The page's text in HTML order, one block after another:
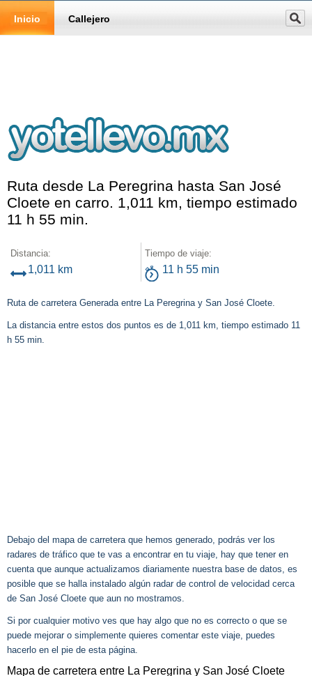
Inicio Callejero
Ruta desde La Peregrina hasta San José
Cloete en carro. 1,011 km, tiempo estimado
11 h 55 min.
Distancia:
1,011 km
Tiempo de viaje:
11 h 55 min
Ruta de carretera Generada entre La Peregrina y San José Cloete.
La distancia entre estos dos puntos es de 1,011 km, tiempo estimado 11
h 55 min.
Debajo del mapa de carretera que hemos generado, podrás ver los
radares de tráfico que te vas a encontrar en tu viaje, hay que tener en
cuenta que aunque actualizamos diariamente nuestra base de datos, es
posible que se halla instalado algún radar de control de velocidad cerca
de San José Cloete que aun no mostramos.
Si por cualquier motivo ves que hay algo que no es correcto o que se
puede mejorar o simplemente quieres comentar este viaje, puedes
hacerlo en el pie de esta página.
Mapa de carretera entre La Peregrina y San José Cloete